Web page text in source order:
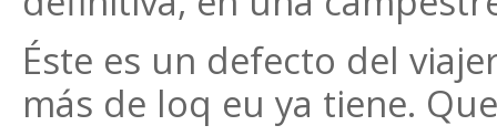
Éste es un defecto del
más de loq eu ya tiene.